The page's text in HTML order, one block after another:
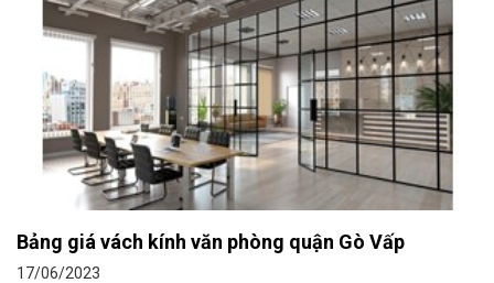
Bảng giá vách kính văn phòng quận Gò Vấp
17/06/2023